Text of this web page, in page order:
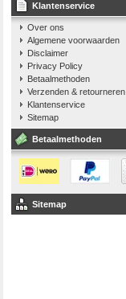
Klantenservice
Over ons
Algemene voorwaarden
Disclaimer
Privacy Policy
Betaalmethoden
Verzenden & retourneren
Klantenservice
Sitemap
Betaalmethoden
Sitemap